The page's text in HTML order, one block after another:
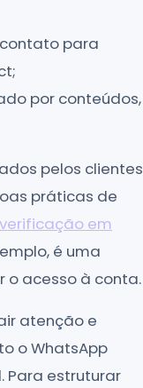
para
por conteúdos,
pelos clientes
práticas de
verificação em
é uma
acesso à conta.
atenção e
o WhatsApp
Para estruturar